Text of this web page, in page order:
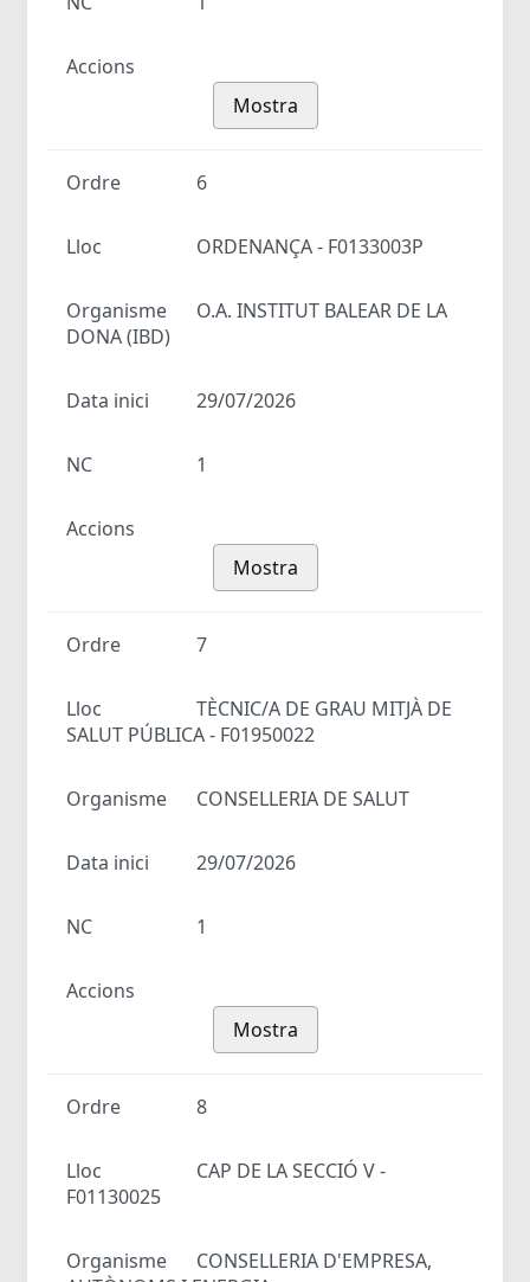
Accions
Mostra
Ordre 6
Lloc ORDENANÇA - F0133003P
Organisme
O.A. INSTITUT BALEAR DE LA
DONA (IBD)
Data inici 29/07/2026
NC 1
Accions
Mostra
Ordre 7
Lloc
TÈCNIC/A DE GRAU MITJÀ DE
SALUT PÚBLICA - F01950022
Organisme CONSELLERIA DE SALUT
Data inici 29/07/2026
NC 1
Accions
Mostra
Ordre 8
Lloc
CAP DE LA SECCIÓ V -
F01130025
Organisme
CONSELLERIA D'EMPRESA,